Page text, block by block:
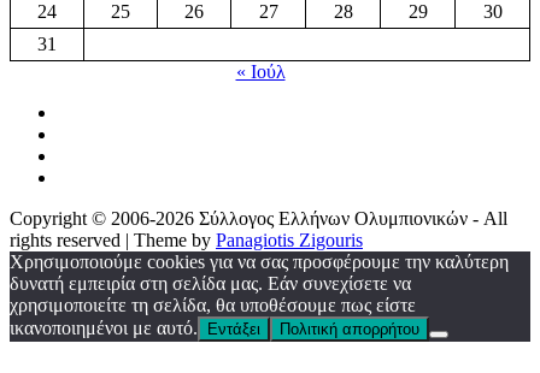
24
25 26 27 28 29
30
31
« Ιούλ
Copyright © 2006-2026 Σύλλογος Ελλήνων Ολυμπιονικών - All
rights reserved | Theme by Panagiotis Zigouris
Χρησιμοποιούμε cookies για να σας προσφέρουμε την καλύτερη
δυνατή εμπειρία στη σελίδα μας. Εάν συνεχίσετε να
χρησιμοποιείτε τη σελίδα, θα υποθέσουμε πως είστε
ικανοποιημένοι με αυτό.
Εντάξει Πολιτική απορρήτου